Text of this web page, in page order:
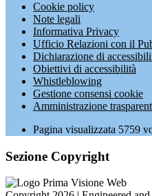
Cookie policy
Note legali
Informativa Privacy
Ufficio Relazioni con il
Dichiarazione di
Obiettivi di accessibilità
Whistleblowing
Gestione consensi cookie
Amministrazione
Pagina visualizzata 5759
Sezione Copyright